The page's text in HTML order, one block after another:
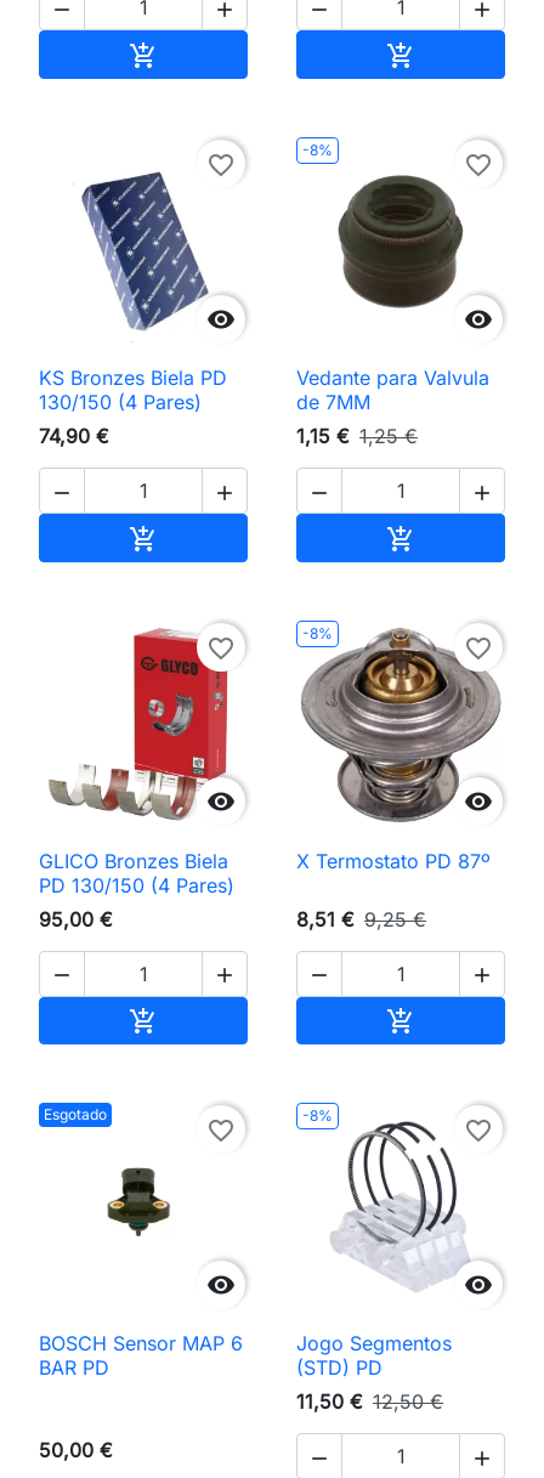
 

 


favorite_border
KS Bronzes Biela PD
130/150 (4 Pares)
74,90 €
 

-8%

favorite_border
Vedante para Valvula
de 7MM
1,15 € 1,25 €
 


favorite_border
GLICO Bronzes Biela
PD 130/150 (4 Pares)
95,00 €
 

-8%

favorite_border
X Termostato PD 87º
8,51 € 9,25 €
 

Esgotado

favorite_border
BOSCH Sensor MAP 6
BAR PD
50,00 €
-8%

favorite_border
Jogo Segmentos
(STD) PD
11,50 € 12,50 €
 